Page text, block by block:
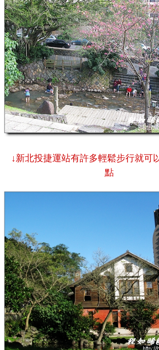
↓新北投捷運站有許多輕鬆步行就可
點